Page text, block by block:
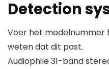
Detection
Voer het modelnummer
weten dat dit past.
Audiophile 31-band